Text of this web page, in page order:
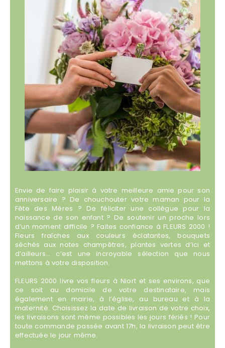
Envie de faire plaisir à votre meilleure amie pour son
anniversaire ? De chouchouter votre maman pour la
Fête des Mères ? De féliciter une collègue pour la
naissance de son enfant ? De soutenir un proche lors
d’un moment difficile ? Faites confiance à FLEURS 2000 !
Fleurs fraîches aux couleurs éclatantes, bouquets
séchés aux notes champêtres, plantes vertes d’ici et
d’ailleurs… c’est une incroyable sélection que nous
mettons à votre disposition.
FLEURS 2000 livre vos fleurs à Niort et ses environs, que
ce soit au domicile de votre destinataire, mais
également en mairie, à l’église, au bureau et à la
maternité. Choisissez la date de livraison de votre choix,
les livraisons sont même possibles les jours fériés ! Pour
toute commande passée avant 17h, la livraison peut être
effectuée le jour même.